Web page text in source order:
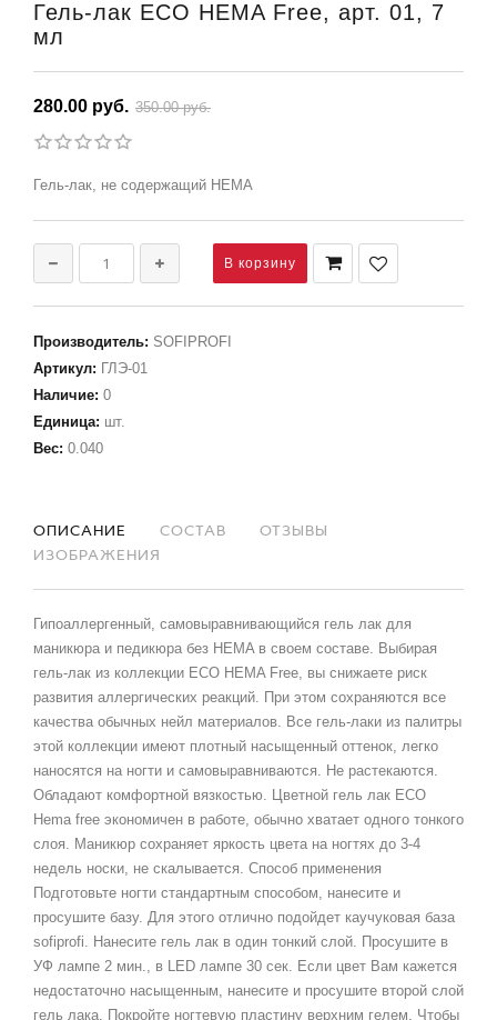
Гель-лак ECO HEMA Free, арт. 01, 7
мл
280.00 руб. 350.00 руб.
Гель-лак, не содержащий HEMA
Производитель: SOFIPROFI
Артикул: ГЛЭ-01
Наличие: 0
Единица: шт.
Вес: 0.040
ОПИСАНИЕ СОСТАВ
ОТЗЫВЫ
ИЗОБРАЖЕНИЯ
Гипоаллергенный, самовыравнивающийся гель лак для
маникюра и педикюра без HEMA в своем составе. Выбирая
гель-лак из коллекции ECO HEMA Free, вы снижаете риск
развития аллергических реакций. При этом сохраняются все
качества обычных нейл материалов. Все гель-лаки из палитры
этой коллекции имеют плотный насыщенный оттенок, легко
наносятся на ногти и самовыравниваются. Не растекаются.
Обладают комфортной вязкостью. Цветной гель лак ECO
Hema free экономичен в работе, обычно хватает одного тонкого
слоя. Маникюр сохраняет яркость цвета на ногтях до 3-4
недель носки, не скалывается. Способ применения
Подготовьте ногти стандартным способом, нанесите и
просушите базу. Для этого отлично подойдет каучуковая база
sofiprofi. Нанесите гель лак в один тонкий слой. Просушите в
УФ лампе 2 мин., в LED лампе 30 сек. Если цвет Вам кажется
недостаточно насыщенным, нанесите и просушите второй слой
гель лака. Покройте ногтевую пластину верхним гелем. Чтобы